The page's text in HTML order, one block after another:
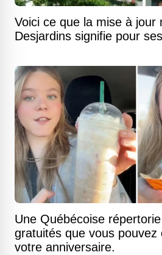
Voici ce que la mise à jour
Desjardins signifie pour
Une Québécoise
gratuités que vous pouvez
votre anniversaire.